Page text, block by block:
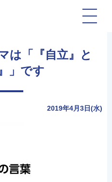
は「『自立』と
」です
2019年4月3日(水)